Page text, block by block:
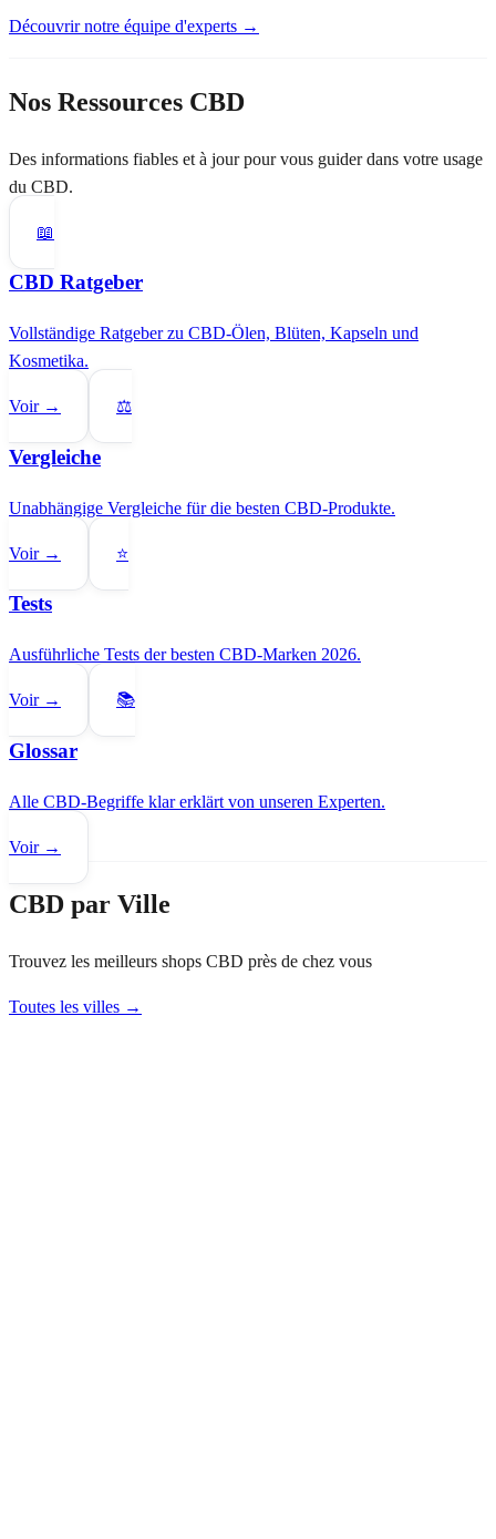
Découvrir notre équipe d'experts →
Nos Ressources CBD
Des informations fiables et à jour pour vous guider dans votre usage
du CBD.
📖
CBD Ratgeber
Vollständige Ratgeber zu CBD-Ölen, Blüten, Kapseln und
Kosmetika.
Voir → ⚖️
Vergleiche
Unabhängige Vergleiche für die besten CBD-Produkte.
Voir → ⭐
Tests
Ausführliche Tests der besten CBD-Marken 2026.
Voir → 📚
Glossar
Alle CBD-Begriffe klar erklärt von unseren Experten.
Voir →
CBD par Ville
Trouvez les meilleurs shops CBD près de chez vous
Toutes les villes →